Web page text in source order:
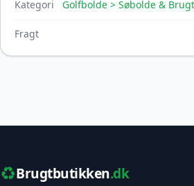
Kategori Golfbolde > Søbolde &
Fragt
♻️Brugtbutikken.dk